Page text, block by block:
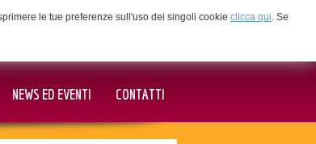
le tue preferenze sull'uso dei singoli cookie clicca qui. Se
NEWS ED EVENTI CONTATTI